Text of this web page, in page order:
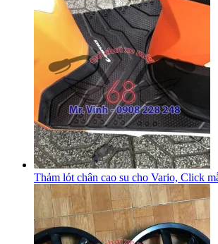
Thảm lót chân cao su cho Vario, Click